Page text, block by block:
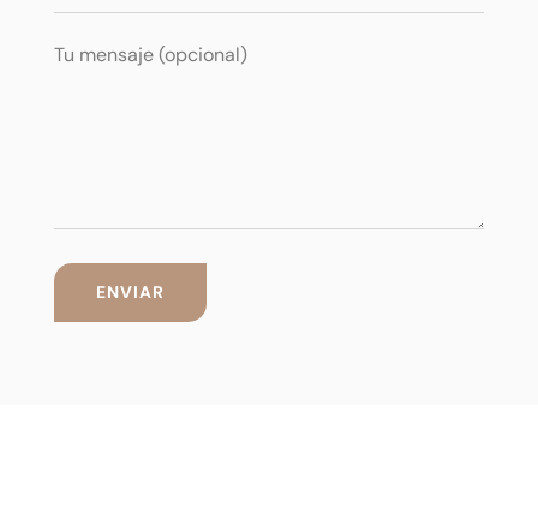
Tu mensaje (opcional)